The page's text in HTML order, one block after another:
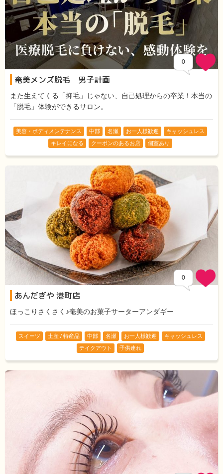
0
奄美メンズ脱毛 男子計画
また生えてくる「抑毛」じゃない、自己処理からの卒業！本当の
「脱毛」体験ができるサロン。
美容・ボディメンテナンス 中部 名瀬 お一人様歓迎
キャッシュレス
キレイになる
クーポンのあるお店 個室あり
0
あんだぎや 港町店
ほっこりさくさく♪奄美のお菓子サーターアンダギー
スイーツ 土産 / 特産品 中部 名瀬 お一人様歓迎
キャッシュレス
テイクアウト
子供連れ